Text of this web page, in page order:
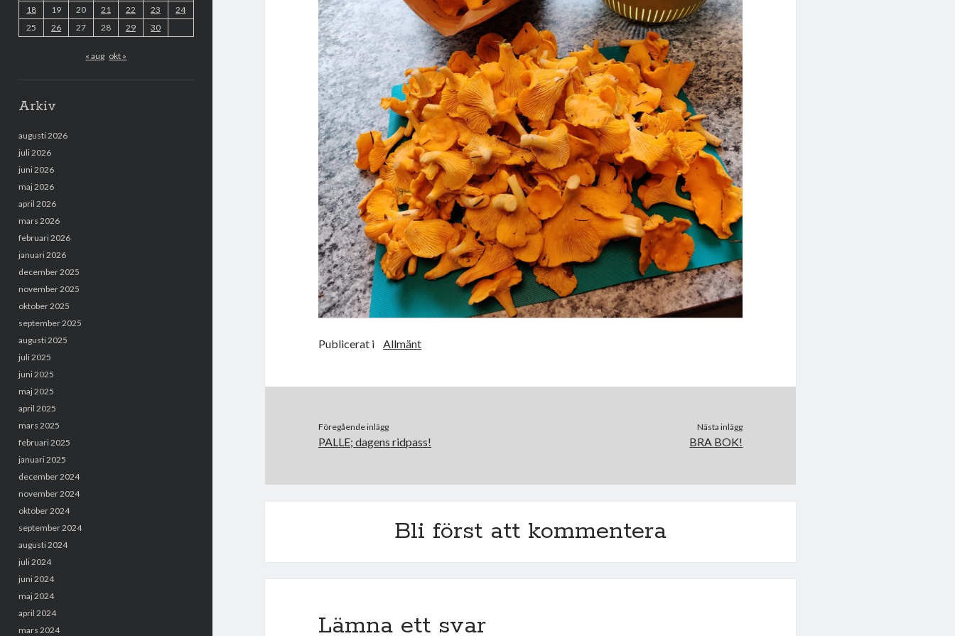
18
19 20 21 22 23
24
25
26 27 28 29 30
« aug okt »
Arkiv
augusti 2026
juli 2026
juni 2026
maj 2026
april 2026
mars 2026
februari 2026
januari 2026
december 2025
november 2025
oktober 2025
september 2025
augusti 2025
juli 2025
juni 2025
maj 2025
april 2025
mars 2025
februari 2025
januari 2025
december 2024
november 2024
oktober 2024
september 2024
augusti 2024
juli 2024
juni 2024
maj 2024
april 2024
mars 2024
Publicerat i Allmänt
Föregående inlägg
PALLE; dagens ridpass!
Nästa inlägg
BRA BOK!
Bli först att kommentera
Lämna ett svar